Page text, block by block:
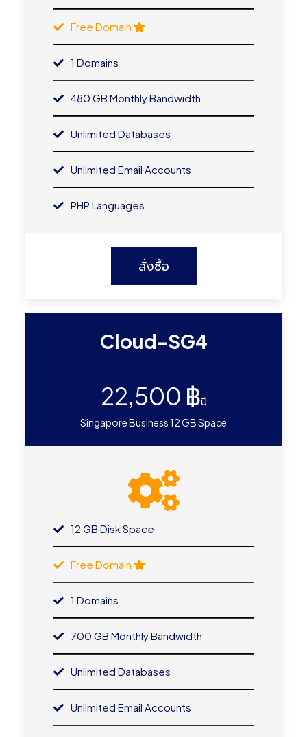
Free Domain
1 Domains
480 GB Monthly Bandwidth
Unlimited Databases
Unlimited Email Accounts
PHP Languages
สั่งซื้อ
Cloud-SG4
22,500 ฿ปี
Singapore Business 12 GB Space
12 GB Disk Space
Free Domain
1 Domains
700 GB Monthly Bandwidth
Unlimited Databases
Unlimited Email Accounts